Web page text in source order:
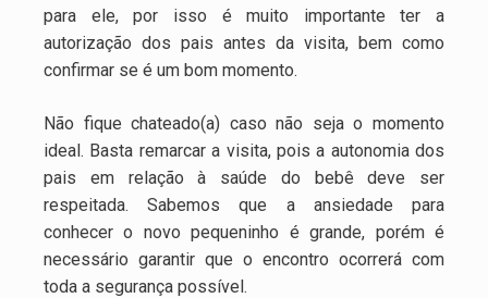
para ele, por isso é muito importante ter a
autorização dos pais antes da visita, bem como
confirmar se é um bom momento.
Não fique chateado(a) caso não seja o momento
ideal. Basta remarcar a visita, pois a autonomia dos
pais em relação à saúde do bebê deve ser
respeitada. Sabemos que a ansiedade para
conhecer o novo pequeninho é grande, porém é
necessário garantir que o encontro ocorrerá com
toda a segurança possível.